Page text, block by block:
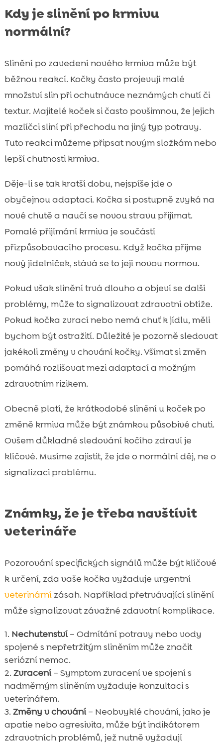
Kdy je slinění po krmivu
normální?
Slinění po zavedení nového krmiva může být
běžnou reakcí. Kočky často projevují malé
množství slin při ochutnávce neznámých chutí či
textur. Majitelé koček si často povšimnou, že jejich
mazlíčci sliní při přechodu na jiný typ potravy.
Tuto reakci můžeme připsat novým složkám nebo
lepší chutnosti krmiva.
Děje-li se tak kratší dobu, nejspíše jde o
obyčejnou adaptaci. Kočka si postupně zvyká na
nové chutě a naučí se novou stravu přijímat.
Pomalé přijímání krmiva je součástí
přizpůsobovacího procesu. Když kočka přijme
nový jídelníček, stává se to její novou normou.
Pokud však slinění trvá dlouho a objeví se další
problémy, může to signalizovat zdravotní obtíže.
Pokud kočka zvrací nebo nemá chuť k jídlu, měli
bychom být ostražití. Důležité je pozorně sledovat
jakékoli změny v chování kočky. Všímat si změn
pomáhá rozlišovat mezi adaptací a možným
zdravotním rizikem.
Obecně platí, že krátkodobé slinění u koček po
změně krmiva může být známkou působivé chuti.
Ovšem důkladné sledování kočího zdraví je
klíčové. Musíme zajistit, že jde o normální děj, ne o
signalizaci problému.
Známky, že je třeba navštívit
veterináře
Pozorování specifických signálů může být klíčové
k určení, zda vaše kočka vyžaduje urgentní
veterinárnízásah. Například přetrvávající slinění
může signalizovat závažné zdavotní komplikace.
Nechutenství– Odmítání potravy nebo vody
spojené s nepřetržitým sliněním může značit
seriózní nemoc.
Zvracení– Symptom zvracení ve spojení s
nadměrným sliněním vyžaduje konzultaci s
veterinářem.
Změny v chování– Neobvyklé chování, jako je
apatie nebo agresivita, může být indikátorem
zdravotních problémů, jež nutně vyžadují